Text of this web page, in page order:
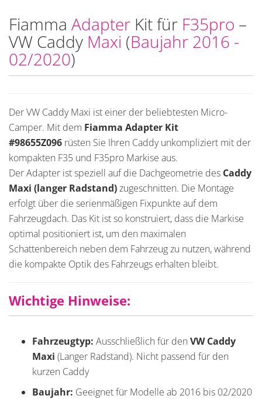
Fiamma Adapter Kit für F35pro –
VW Caddy Maxi (Baujahr 2016 -
02/2020)
Der VW Caddy Maxi ist einer der beliebtesten Micro-
Camper. Mit dem Fiamma Adapter Kit
#98655Z096 rüsten Sie Ihren Caddy unkompliziert mit der
kompakten F35 und F35pro Markise aus.
Der Adapter ist speziell auf die Dachgeometrie des Caddy
Maxi (langer Radstand)zugeschnitten. Die Montage
erfolgt über die serienmäßigen Fixpunkte auf dem
Fahrzeugdach. Das Kit ist so konstruiert, dass die Markise
optimal positioniert ist, um den maximalen
Schattenbereich neben dem Fahrzeug zu nutzen, während
die kompakte Optik des Fahrzeugs erhalten bleibt.
Wichtige Hinweise:
Fahrzeugtyp: Ausschließlich für den VW Caddy
Maxi (Langer Radstand). Nicht passend für den
kurzen Caddy
Baujahr: Geeignet für Modelle ab 2016 bis 02/2020